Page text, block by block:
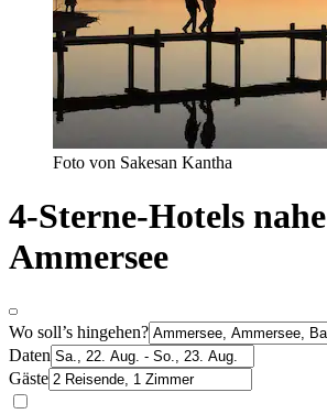
Foto von Sakesan Kantha
4-Sterne-Hotels nahe
Ammersee
Wo soll’s hingehen?
Daten
Gäste